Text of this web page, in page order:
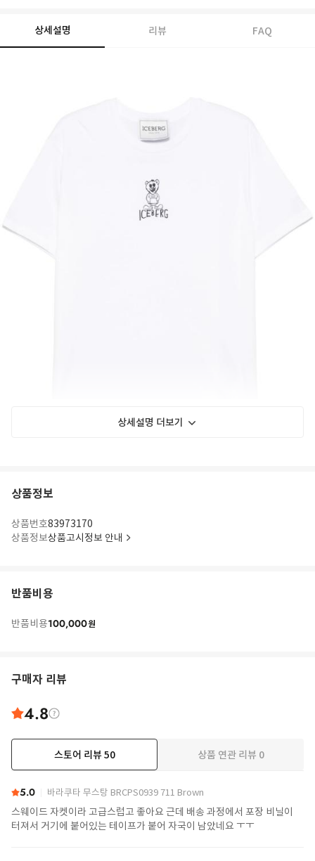
상세설명 리뷰 FAQ
상세설명 더보기
상품정보
상품번호83973170
상품정보상품고시정보 안내
반품비용
반품비용100,000원
구매자 리뷰
4.8
스토어 리뷰50 상품 연관 리뷰 0
5.0 바라쿠타 무스탕 BRCPS0939 711 Brown
스웨이드 자켓이라 고급스럽고 좋아요 근데 배송 과정에서 포장 비닐이
터져서 거기에 붙어있는 테이프가 붙어 자국이 남았네요 ㅜㅜ